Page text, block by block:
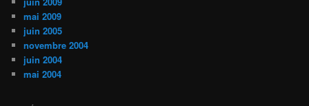
mai 2009
juin 2005
novembre 2004
juin 2004
mai 2004